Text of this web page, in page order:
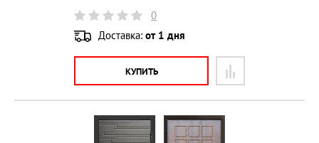
0
Доставка: от 1 дня
КУПИТЬ